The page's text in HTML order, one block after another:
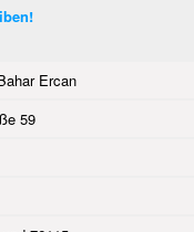
Ercan
59